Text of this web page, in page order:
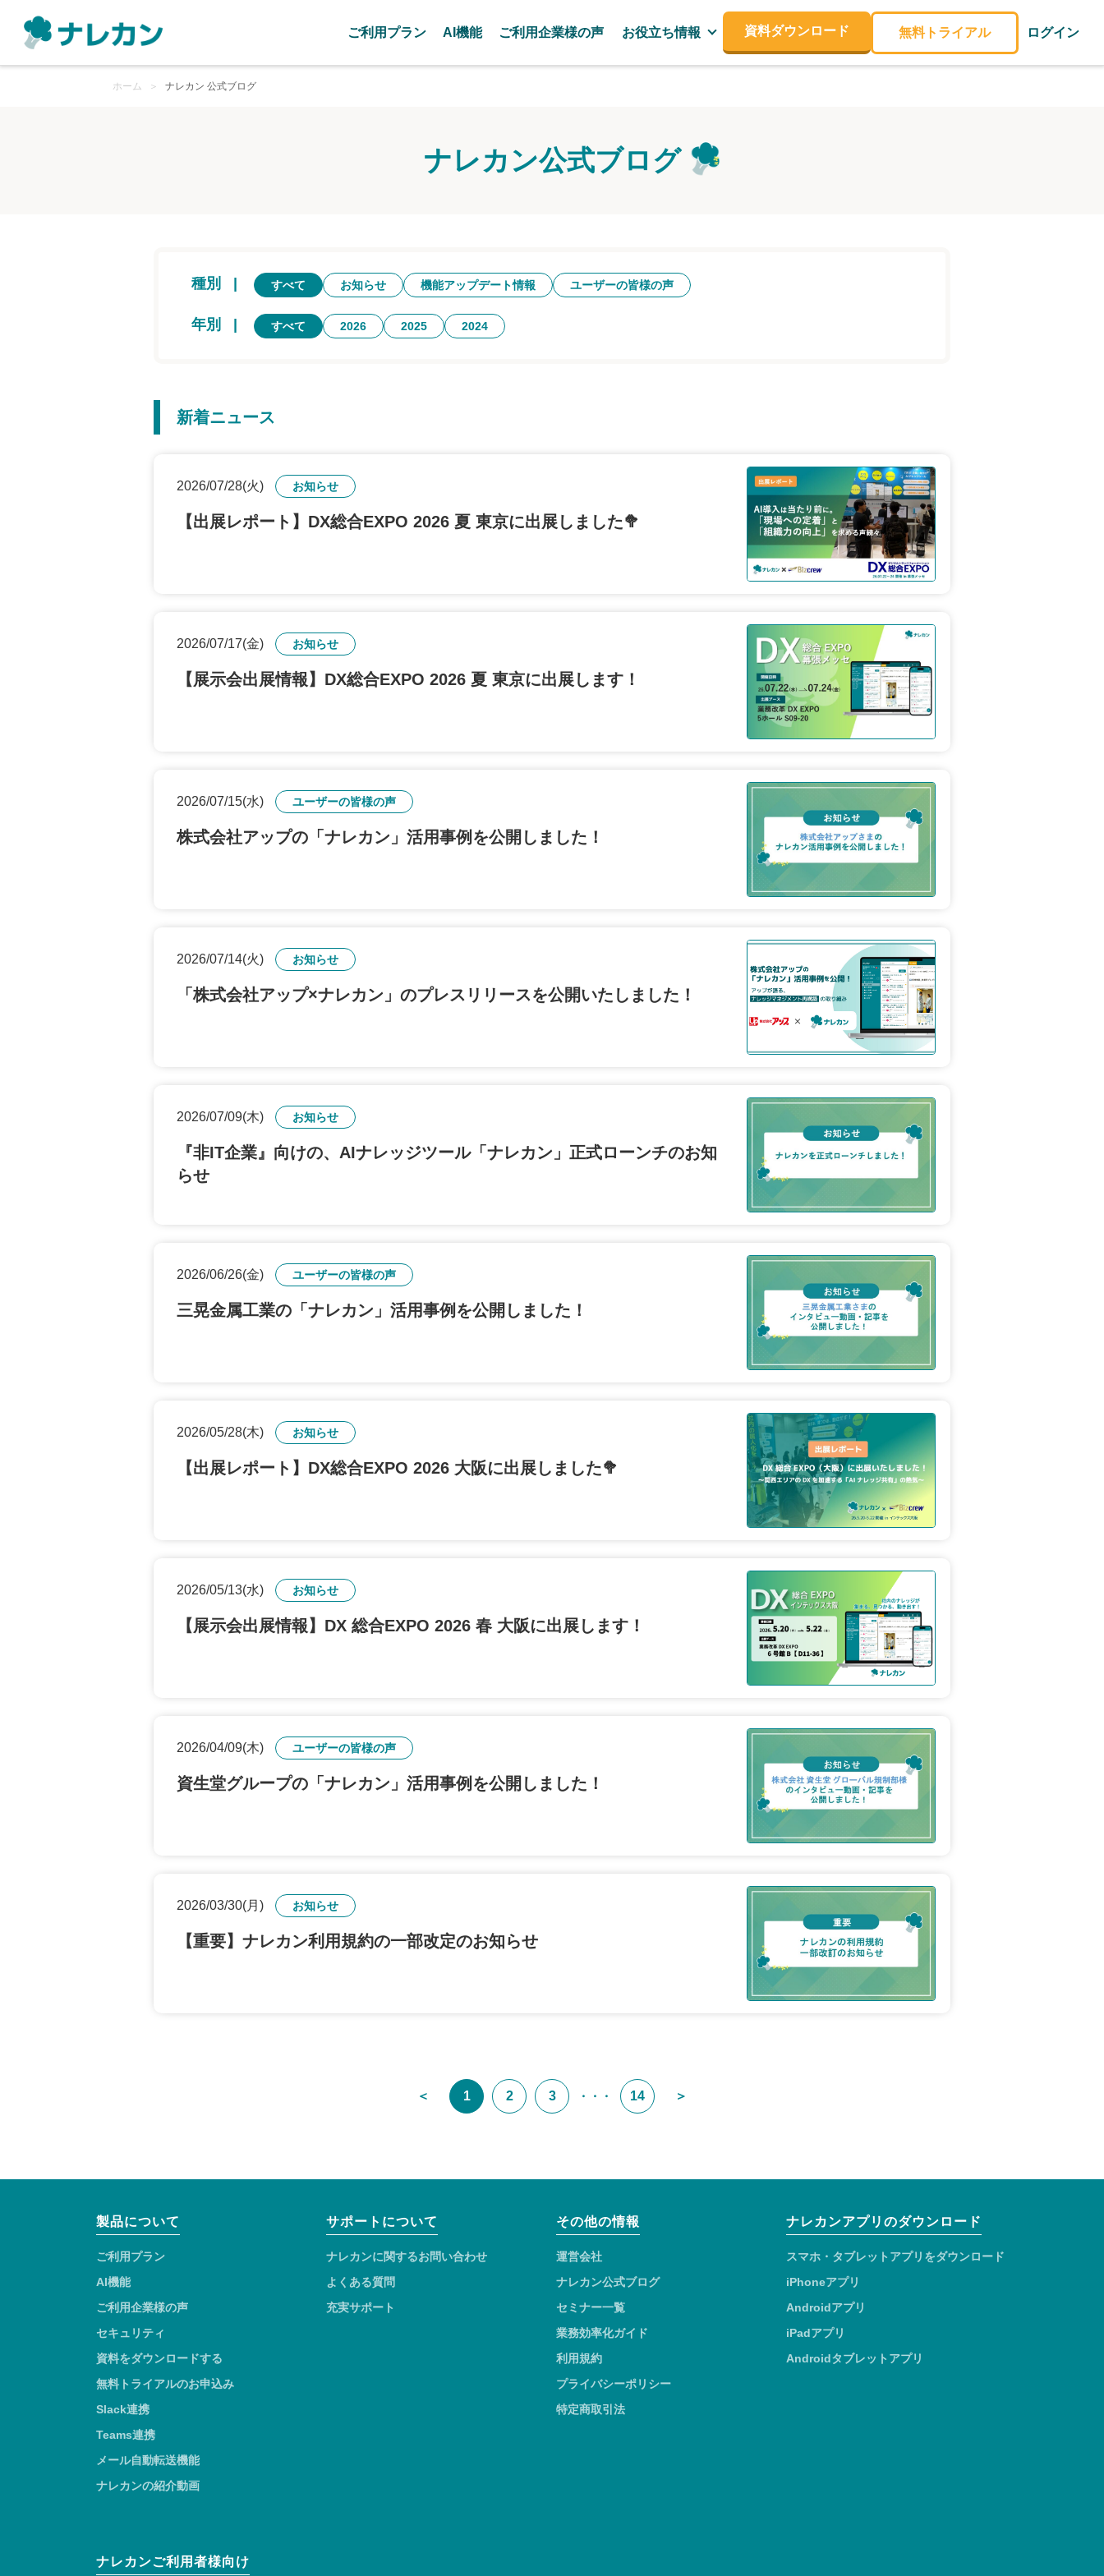
ご利用プラン AI機能 ご利用企業様の声 お役立ち情報 資料ダウンロード 無料トライアル ログイン
ホーム ＞ ナレカン 公式ブログ
ナレカン公式ブログ
種別 すべて お知らせ 機能アップデート情報 ユーザーの皆様の声
年別 すべて 2026 2025 2024
新着ニュース
2026/07/28(火) お知らせ
【出展レポート】DX総合EXPO 2026 夏 東京に出展しました🥦
2026/07/17(金) お知らせ
【展示会出展情報】DX総合EXPO 2026 夏 東京に出展します！
2026/07/15(水) ユーザーの皆様の声
株式会社アップの「ナレカン」活用事例を公開しました！
2026/07/14(火) お知らせ
「株式会社アップ×ナレカン」のプレスリリースを公開いたしました！
2026/07/09(木) お知らせ
『非IT企業』向けの、AIナレッジツール「ナレカン」正式ローンチのお知
らせ
2026/06/26(金) ユーザーの皆様の声
三晃金属工業の「ナレカン」活用事例を公開しました！
2026/05/28(木) お知らせ
【出展レポート】DX総合EXPO 2026 大阪に出展しました🥦
2026/05/13(水) お知らせ
【展示会出展情報】DX 総合EXPO 2026 春 大阪に出展します！
2026/04/09(木) ユーザーの皆様の声
資生堂グループの「ナレカン」活用事例を公開しました！
2026/03/30(月) お知らせ
【重要】ナレカン利用規約の一部改定のお知らせ
＜ 1 2 3 ・・・ 14 ＞
製品について
ご利用プラン
AI機能
ご利用企業様の声
セキュリティ
資料をダウンロードする
無料トライアルのお申込み
Slack連携
Teams連携
メール自動転送機能
ナレカンの紹介動画
サポートについて
ナレカンに関するお問い合わせ
よくある質問
充実サポート
その他の情報
運営会社
ナレカン公式ブログ
セミナー一覧
業務効率化ガイド
利用規約
プライバシーポリシー
特定商取引法
ナレカンアプリのダウンロード
スマホ・タブレットアプリをダウンロード
iPhoneアプリ
Androidアプリ
iPadアプリ
Androidタブレットアプリ
ナレカンご利用者様向け